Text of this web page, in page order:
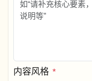
内容风格 *